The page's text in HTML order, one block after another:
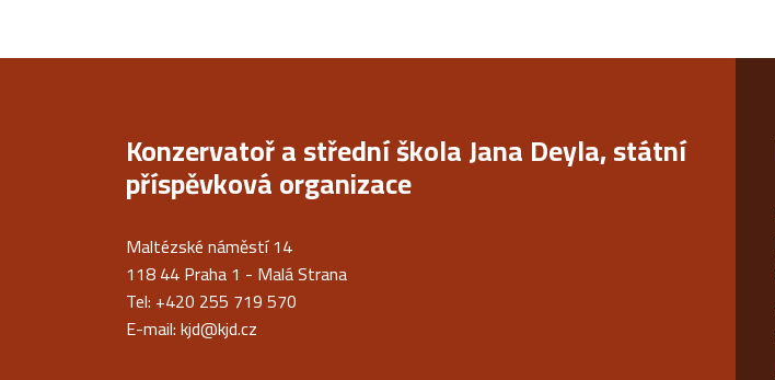
Konzervatoř a střední škola Jana Deyla, státní
příspěvková organizace
Maltézské náměstí 14
118 44 Praha 1 - Malá Strana
Tel: +420 255 719 570
E-mail:kjd@kjd.cz